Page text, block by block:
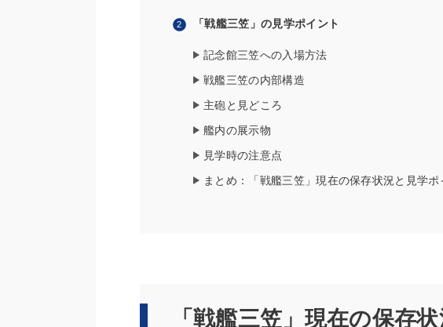
「戦艦三笠」の見学ポイント
記念館三笠への入場方法
戦艦三笠の内部構造
主砲と見どころ
艦内の展示物
見学時の注意点
まとめ：「戦艦三笠」現在の保存状況と見学ポ
「戦艦三笠」現在の保存